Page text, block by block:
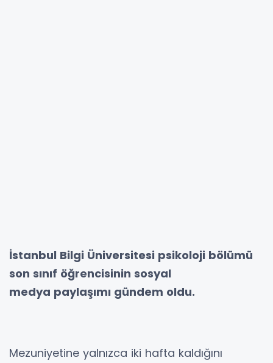
İstanbul Bilgi Üniversitesi psikoloji bölümü
son sınıf öğrencisinin sosyal
medya paylaşımı gündem oldu.
Mezuniyetine yalnızca iki hafta kaldığını